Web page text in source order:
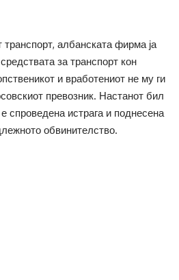
албанската фирма ја
за транспорт кон
и вработениот не му ги
превозник. Настанот бил
спроведена истрага и поднесена
обвинителство.